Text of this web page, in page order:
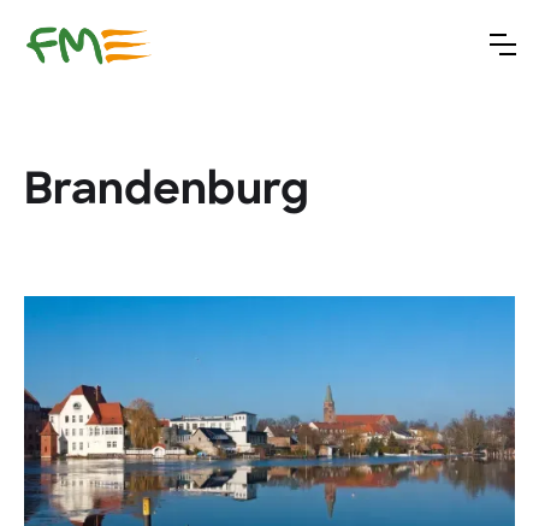
Brandenburg